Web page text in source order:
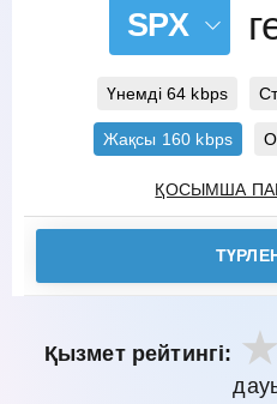
SPX
Үнемді 64 kbps
Жақсы 160 kbps
ҚОСЫМША
Қызмет рейтингі: